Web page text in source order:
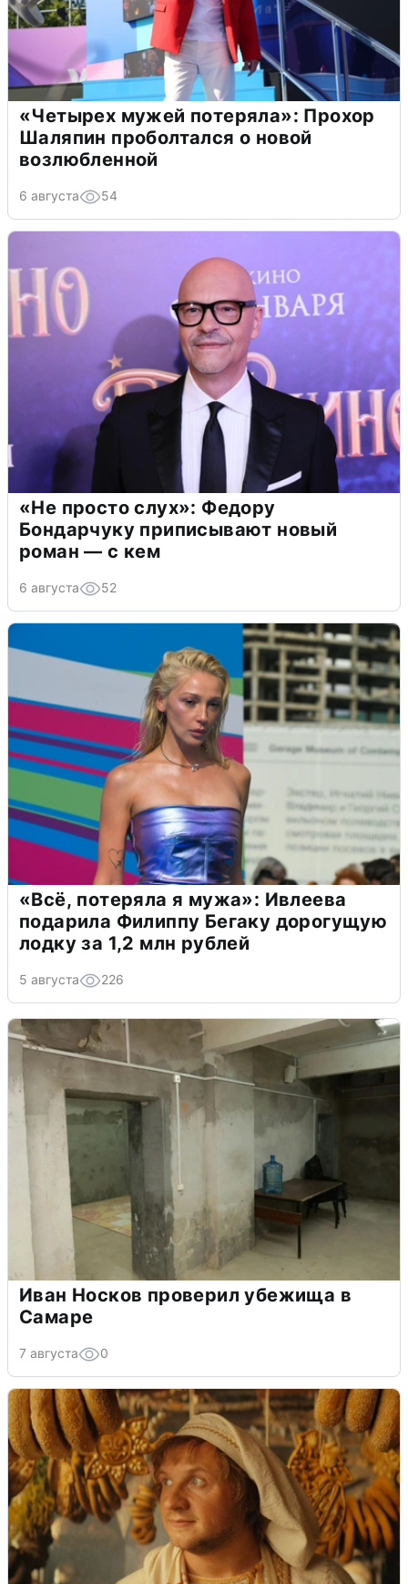
«Четырех мужей потеряла»: Прохор
Шаляпин проболтался о новой
возлюбленной
6 августа 54
«Не просто слух»: Федору
Бондарчуку приписывают новый
роман — с кем
6 августа 52
«Всё, потеряла я мужа»: Ивлеева
подарила Филиппу Бегаку дорогущую
лодку за 1,2 млн рублей
5 августа 226
Иван Носков проверил убежища в
Самаре
7 августа 0